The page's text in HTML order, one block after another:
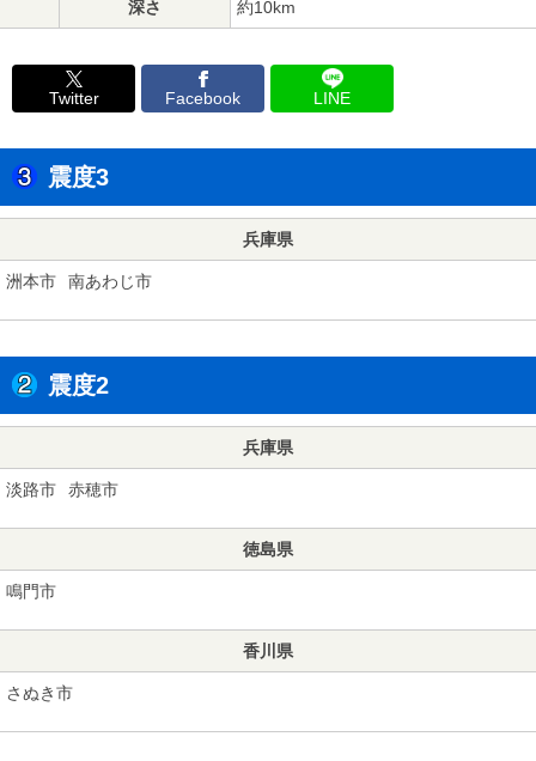
深さ 約10km
Twitter Facebook LINE
震度3
兵庫県
洲本市 南あわじ市
震度2
兵庫県
淡路市 赤穂市
徳島県
鳴門市
香川県
さぬき市